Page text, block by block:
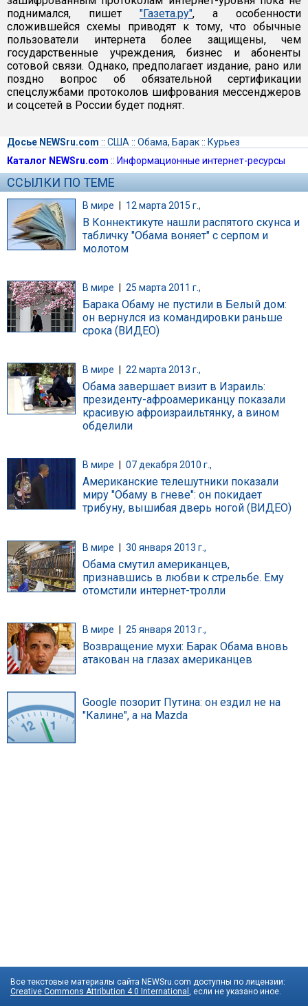
поднимался, пишет "Газета.ру", а особенности
сложившейся схемы приводят к тому, что обычные
пользователи интернета более защищены, чем
государственные учреждения, бизнес и абоненты
сотовой связи. Однако, предполагает издание, рано или
поздно вопрос об обязательной сертификации
спецслужбами протоколов шифрования мессенджеров
и соцсетей в России будет поднят.
Досье NEWSru.com :: США :: Обама, Барак:: Курьез
Каталог NEWSru.com :: Информационные интернет-ресурсы
ССЫЛКИ ПО ТЕМЕ
В мире | 12 марта 2015 г.,
В Коннектикуте нашли распятого скунса и
табличку "Обама воняет" с серпом и
молотом
В мире 25 марта 2011 г.,
Барака Обаму не пустили в Белый дом:
он вернулся из командировки раньше
срока (ВИДЕО)
В мире 22 марта 2013 г.,
Обама завершает визит в Израиль:
президенту-афроамериканцу показали
красивую афроизраильтянку, а вином
обделили
В мире 07 декабря 2010 г.,
Американские телешутники показали
миру "Обаму в гневе": он покидает
трибуну, вышибая дверь ногой (ВИДЕО)
В мире | 30 января 2013 г.,
Обама смутил американцев,
признавшись в любви к стрельбе. Ему
отомстили интернет-тролли
В мире 25 января 2013 г.,
Возвращение мухи: Барак Обама вновь
атакован на глазах американцев
Google позорит Путина: он ездил не на
"Калине", а на Mazda
Все текстовые материалы сайта NEWSru.com доступны по лицензии:
Creative Commons Attribution 4.0 International , если не указано иное.